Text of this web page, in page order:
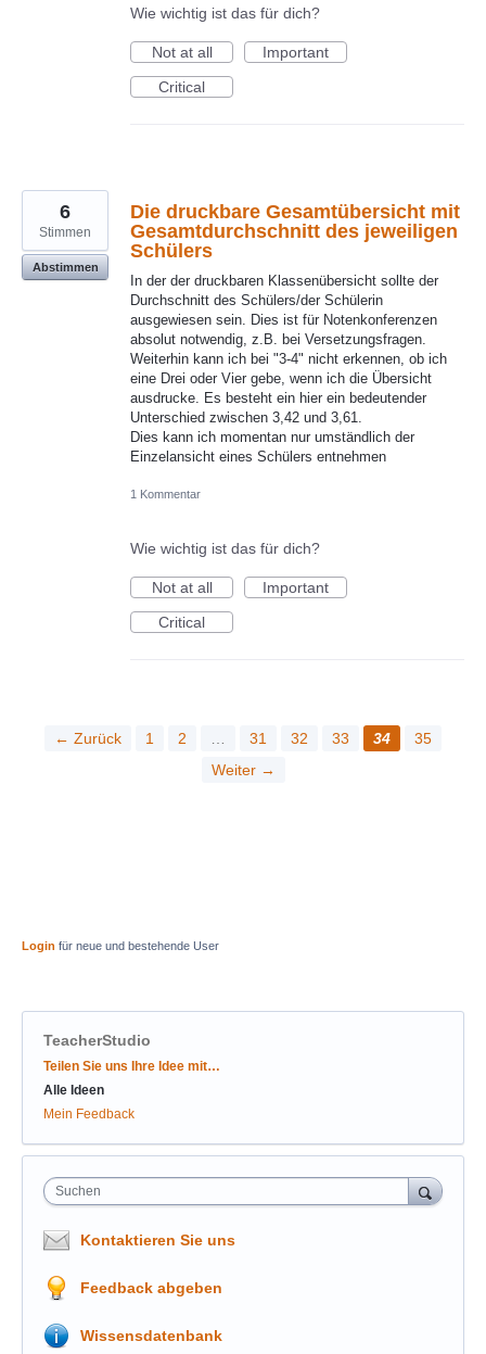
Wie wichtig ist das für dich?
Not at all
Important
Critical
Die druckbare Gesamtübersicht mit
Gesamtdurchschnitt des jeweiligen
Schülers
In der der druckbaren Klassenübersicht sollte der
Durchschnitt des Schülers/der Schülerin
ausgewiesen sein. Dies ist für Notenkonferenzen
absolut notwendig, z.B. bei Versetzungsfragen.
Weiterhin kann ich bei "3-4" nicht erkennen, ob ich
eine Drei oder Vier gebe, wenn ich die Übersicht
ausdrucke. Es besteht ein hier ein bedeutender
Unterschied zwischen 3,42 und 3,61.
Dies kann ich momentan nur umständlich der
Einzelansicht eines Schülers entnehmen
6
Stimmen
Abstimmen
1 Kommentar
Wie wichtig ist das für dich?
Not at all
Important
Critical
← Zurück 1 2 … 31 32 33 34
35
Weiter →
Login für neue und bestehende User
TeacherStudio
Kategorien
Teilen Sie uns Ihre Idee mit…
Alle Ideen
Mein Feedback
Suchen
Kontaktieren Sie uns
Feedback abgeben
Wissensdatenbank